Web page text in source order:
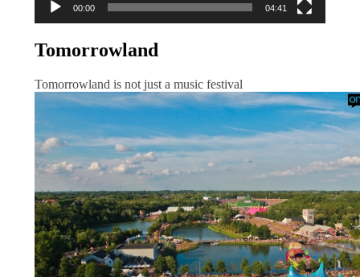
00:00 04:41
Tomorrowland
Tomorrowland is not just a music festival